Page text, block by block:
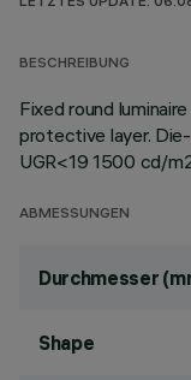
BESCHREIBUNG
Fixed round
protective layer.
UGR<19 1500 cd/
ABMESSUNGEN
Durchmesser
Shape